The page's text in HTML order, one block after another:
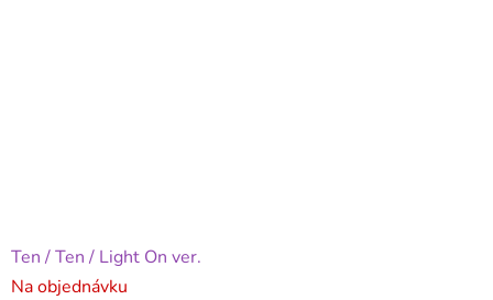
Ten / Ten / Light On ver.
Na objednávku